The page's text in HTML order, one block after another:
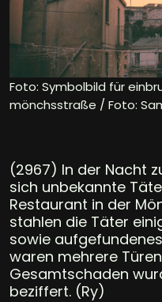
Foto: Symbolbild für
mönchsstraße / Foto:
(2967) In der Nacht
sich unbekannte
Restaurant in der
stahlen die Täter
sowie
waren mehrere
Gesamtschaden
beziffert. (Ry)